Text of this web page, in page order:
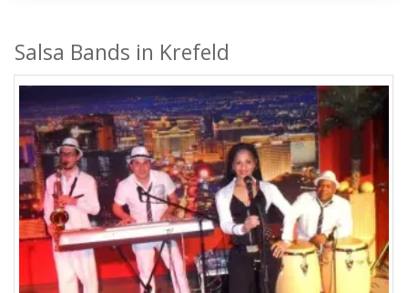
Salsa Bands in Krefeld